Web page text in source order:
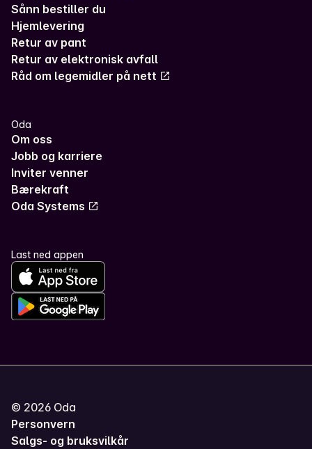
Sånn bestiller du
Hjemlevering
Retur av pant
Retur av elektronisk avfall
Råd om legemidler på nett
Oda
Om oss
Jobb og karriere
Inviter venner
Bærekraft
Oda Systems
Last ned appen
© 2026 Oda
Personvern
Salgs- og bruksvilkår